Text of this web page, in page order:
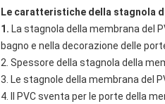
Le caratteristiche della stagnola
1. La stagnola della membrana del
bagno e nella decorazione delle
2. Spessore della stagnola della
3. Le stagnole della membrana del
4. Il PVC sventa per le porte della